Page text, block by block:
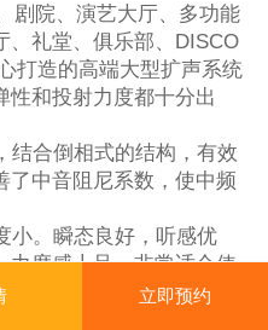
剧院、演艺大厅、多功能
、礼堂、俱乐部、DISCO
打造的高端大型扩声系统
性和投射力度都十分出
合倒相式的结构，有效
了中音阻尼系数，使中频
小。瞬态良好，听感优
力度感十足，非常适合使
率的应用
着更高的倒相效率，优
立即预约